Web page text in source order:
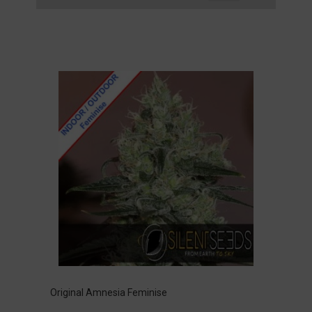
Original Amnesia Feminise